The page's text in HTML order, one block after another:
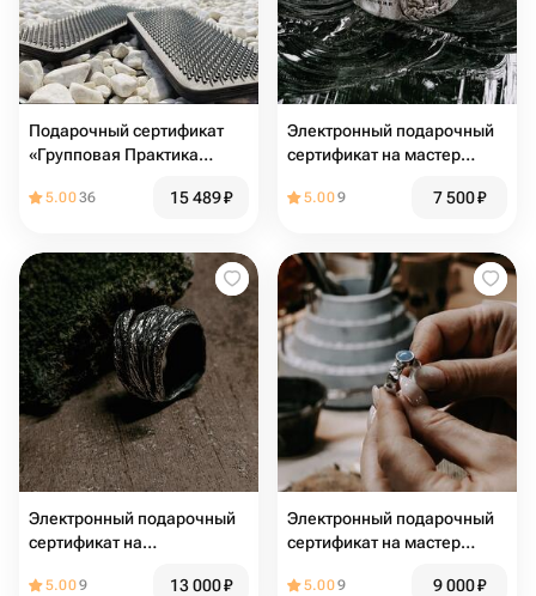
Подарочный сертификат
«Групповая Практика
5.0036 15 489₽
Электронный подарочный
сертификат на мастер
5.009 7 500₽
Электронный подарочный
сертификат на
"Моделирование из воска"
5.009 13 000₽
Электронный подарочный
сертификат на мастер
5.009 9 000₽